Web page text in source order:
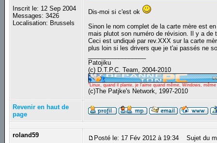
Inscrit le: 12 Sep 2004
Messages: 3426
Localisation: Brussels
Dis-moi si c'est ok
Sinon le nom complet de la carte mère est
mais plutot son numéro de révision. Il y a
Ceci est undiqué par rev.XXX sur la carte
plus loin si les drivers que je t'ai passés ne
Patojiku
(c) D.T.P.C. Team, 2004-2010
"Linux, quand il plante, je l'aime quand même, Windows,
(c)The Patjke's Network, 1997-2010
Revenir en haut de
page
roland59 Posté le: 17 Fév 2012 à 19:34 Sujet du